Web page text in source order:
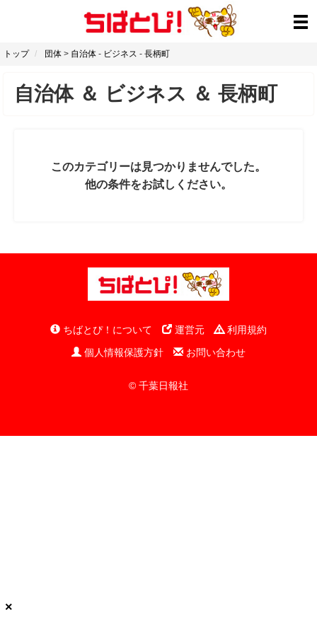
トップ 団体 > 自治体 - ビジネス - 長柄町
自治体＆ ビジネス ＆ 長柄町
このカテゴリーは見つかりませんでした。
他の条件をお試しください。
ちばとぴ！について 運営元
利用規約
個人情報保護方針
お問い合わせ
© 千葉日報社
×